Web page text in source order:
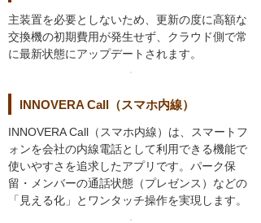
主装置を必要としないため、更新の度に高額な
交換機の初期費用が発生せず、クラウド側で常
に最新状態にアップデートされます。
INNOVERA Call（スマホ内線）
INNOVERA Call（スマホ内線）は、スマートフ
ォンを会社の内線電話として利用できる機能で
使いやすさを追求したアプリです。パーク保
留・メンバーの通話状態（プレゼンス）などの
「見える化」とワンタッチ操作を実現します。